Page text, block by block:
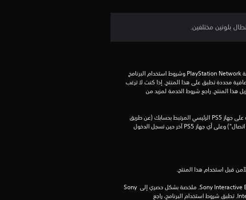
الخاصة بنا بالإضافة إلى أي أحكام إضافية محددة تطبق على هذا المنتج. إذا كنت لا ترغب
في قبول هذه الشروط، لا تقوم بتنزيل هذا المنتج. راجع شروط الخدمة لمزيد من
يمكنك تنزيل هذا المحتوى وتشغيله على جهاز PS5 الرئيسي المرتبط بحسابك (عن طريق
إعداد "مشاركة الجهاز واللعب بدون اتصال") وعلى أي جهاز PS5 آخر حين تسجل الدخول
برامج مكتبة ©Sony Interactive Entertainment Inc. ملخصة بشكل حصري إلى Sony